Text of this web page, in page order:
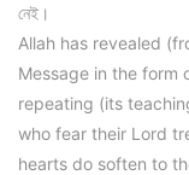
নেই।
Allah has revealed
Message in the form
repeating (its
who fear their Lord
hearts do soften to